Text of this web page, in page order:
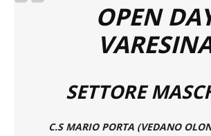
OPEN
SETTORE
C.S MARIO PORTA (VEDANO